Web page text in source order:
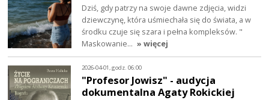
Dziś, gdy patrzy na swoje dawne zdjęcia, widzi
dziewczynę, która uśmiechała się do świata, a w
środku czuje się szara i pełna kompleksów. "
Maskowanie… » więcej
2026-04-01, godz. 06:00
"Profesor Jowisz" - audycja
dokumentalna Agaty Rokickiej